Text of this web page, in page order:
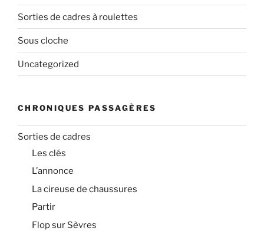
Sorties de cadres à roulettes
Sous cloche
Uncategorized
CHRONIQUES PASSAGÈRES
Sorties de cadres
Les clés
L’annonce
La cireuse de chaussures
Partir
Flop sur Sèvres